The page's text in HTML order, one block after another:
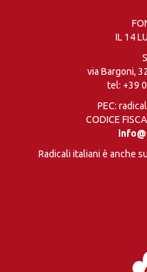
IL 14
via Bargoni,
tel: +39
PEC:
CODICE
Radicali italiani è anche